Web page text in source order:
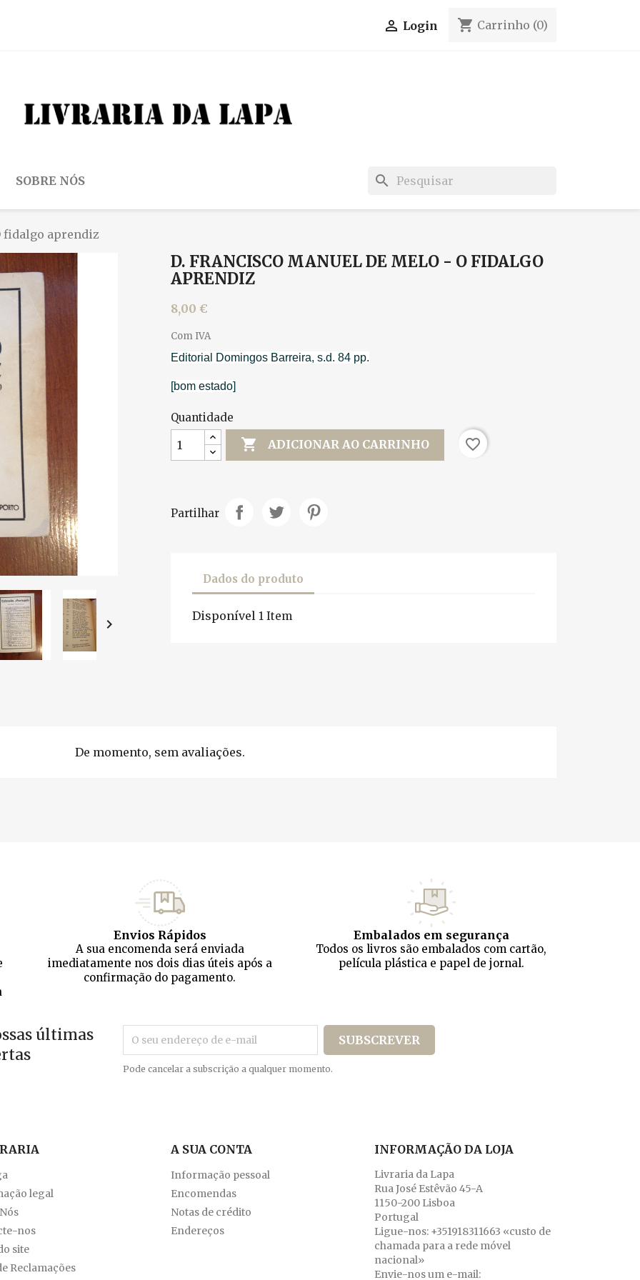
 Login shopping_cart Carrinho (0)
SOBRE NÓS search
fidalgo aprendiz

D. FRANCISCO MANUEL DE MELO - O FIDALGO
APRENDIZ
8,00 €
Com IVA
Editorial Domingos Barreira, s.d. 84 pp.
[bom estado]
Quantidade
 ADICIONAR AO CARRINHO favorite_border
Partilhar
Dados do produto
Disponível 1 Item
De momento, sem avaliações.
Envios Rápidos
A sua encomenda será enviada
imediatamente nos dois dias úteis após a
confirmação do pagamento.
Embalados em segurança
Todos os livros são embalados com cartão,
película plástica e papel de jornal.
últimas
Pode cancelar a subscrição a qualquer momento.
legal
nos
site
Reclamações
A SUA CONTA
Informação pessoal
Encomendas
Notas de crédito
Endereços
INFORMAÇÃO DA LOJA
Livraria da Lapa
Rua José Estêvão 45-A
1150-200 Lisboa
Portugal
Ligue-nos: +351918311663 «custo de
chamada para a rede móvel
nacional»
Envie-nos um e-mail: